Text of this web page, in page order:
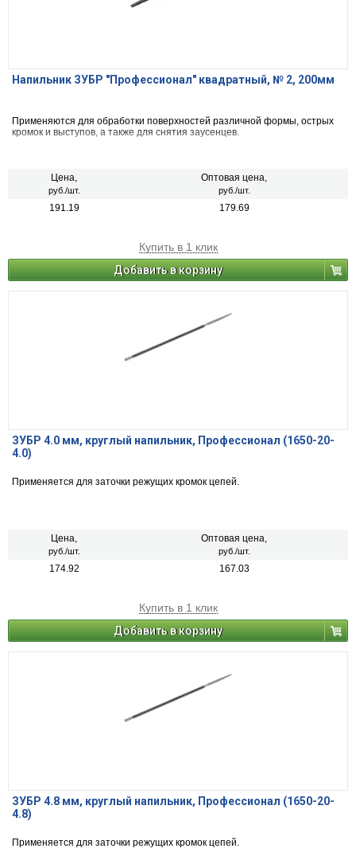
Напильник ЗУБР "Профессионал" квадратный, № 2, 200мм
Применяются для обработки поверхностей различной формы, острых
кромок и выступов, а также для снятия заусенцев.
Цена,
руб./шт.
Оптовая цена,
руб./шт.
191.19 179.69
Купить в 1 клик
Добавить в корзину
ЗУБР 4.0 мм, круглый напильник, Профессионал (1650-20-
4.0)
Применяется для заточки режущих кромок цепей.
Цена,
руб./шт.
Оптовая цена,
руб./шт.
174.92 167.03
Купить в 1 клик
Добавить в корзину
ЗУБР 4.8 мм, круглый напильник, Профессионал (1650-20-
4.8)
Применяется для заточки режущих кромок цепей.